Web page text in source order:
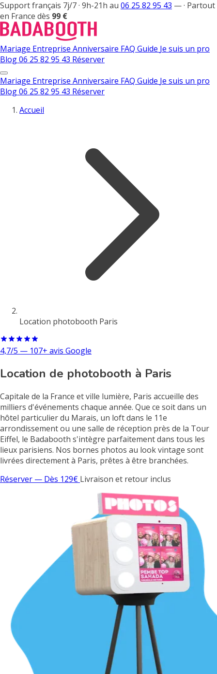
Support français 7j/7 · 9h-21h au 06 25 82 95 43 —· Partout
en France dès 99 €
Mariage Entreprise Anniversaire FAQ Guide Je suis un pro
Blog06 25 82 95 43 Réserver
Mariage Entreprise Anniversaire FAQ Guide Je suis un pro
Blog06 25 82 95 43 Réserver
Accueil
Location photobooth Paris
4,7/5 — 107+ avis Google
Location de photobooth à Paris
Capitale de la France et ville lumière, Paris accueille des
milliers d'événements chaque année. Que ce soit dans un
hôtel particulier du Marais, un loft dans le 11e
arrondissement ou une salle de réception près de la Tour
Eiffel, le Badabooth s'intègre parfaitement dans tous les
lieux parisiens. Nos bornes photos au look vintage sont
livrées directement à Paris, prêtes à être branchées.
Réserver — Dès 129€ Livraison et retour inclus